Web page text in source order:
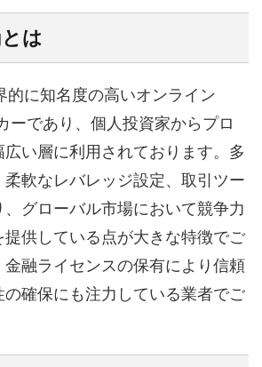
は
に知名度の高いオンライン
ーであり、個人投資家からプロ
広い層に利用されております。多
軟なレバレッジ設定、取引ツー
グローバル市場において競争力
提供している点が大きな特徴でご
金融ライセンスの保有により信頼
確保にも注力している業者でご